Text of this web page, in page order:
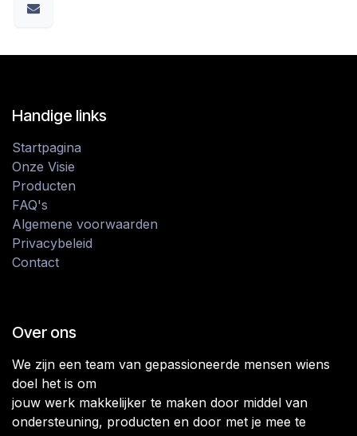
Handige links
Startpagina
Onze Visie
Producten
FAQ's
Algemene voorwaarden
Privacybeleid
Contact
Over ons
We zijn een team van gepassioneerde mensen wiens
doel het is om
jouw werk makkelijker te maken door middel van
ondersteuning, producten en door met je mee te